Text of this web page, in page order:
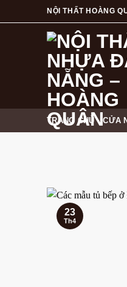
to
NỘI THẤT HOÀNG
TRANG CHỦ CỬA
23
Th4